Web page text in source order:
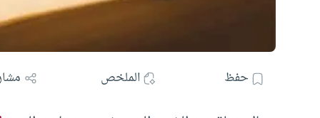
حفظ الملخص